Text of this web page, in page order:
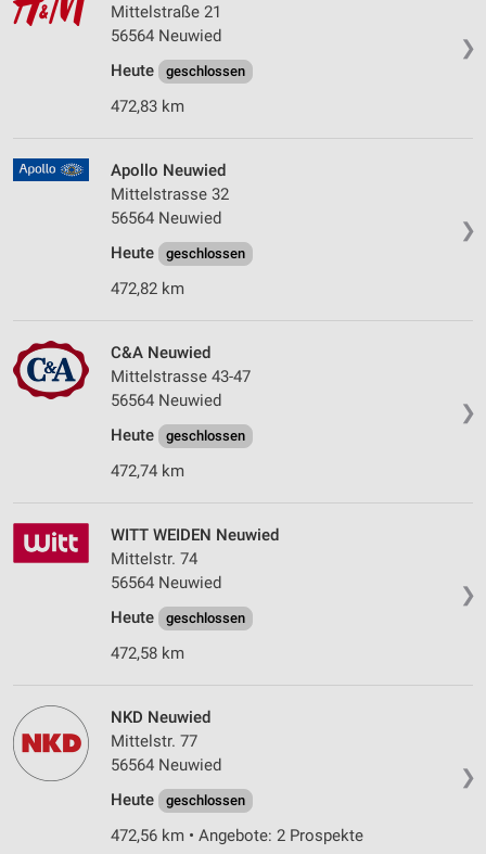
❯
Mittelstraße 21
56564 Neuwied
Heute
geschlossen
472,83 km
❯
Apollo Neuwied
Mittelstrasse 32
56564 Neuwied
Heute
geschlossen
472,82 km
❯
C&A Neuwied
Mittelstrasse 43-47
56564 Neuwied
Heute
geschlossen
472,74 km
❯
WITT WEIDEN Neuwied
Mittelstr. 74
56564 Neuwied
Heute
geschlossen
472,58 km
❯
NKD Neuwied
Mittelstr. 77
56564 Neuwied
Heute
geschlossen
472,56 km • Angebote: 2 Prospekte